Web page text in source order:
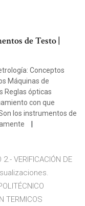
de Testo |
Conceptos
Máquinas de
Reglas ópticas
con que
los instrumentos de
2.- VERIFICACIÓN DE
TERMICOS